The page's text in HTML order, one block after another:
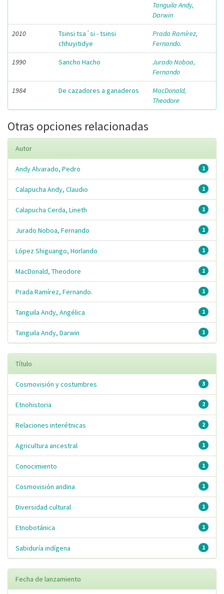
Tanguila Andy,
Darwin
2010
Tsinsi tsa´si - tsinsi
chhuyitidye
Prada Ramírez,
Fernando.
1990 Sancho Hacho
Jurado Noboa,
Fernando
1984 De cazadores a ganaderos
MacDonald,
Theodore
Otras opciones relacionadas
Autor
1
Andy Alvarado, Pedro
1
Calapucha Andy, Claudio
1
Calapucha Cerda, Lineth
1
Jurado Noboa, Fernando
1
López Shiguango, Horlando
1
MacDonald, Theodore
1
Prada Ramírez, Fernando.
1
Tanguila Andy, Angélica
1
Tanguila Andy, Darwin
Título
3
Cosmovisión y costumbres
2
Etnohistoria
2
Relaciones interétnicas
1
Agricultura ancestral
1
Conocimiento
1
Cosmovisión andina
1
Diversidad cultural
1
Etnobotánica
1
Sabiduría indígena
Fecha de lanzamiento